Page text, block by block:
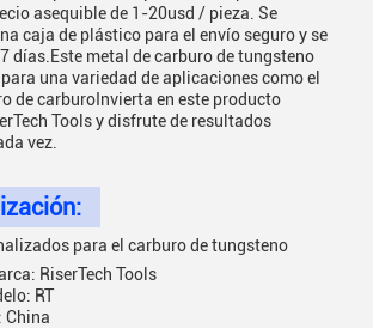
asequible de 1-20usd / pieza. Se
caja de plástico para el envío seguro y se
días.Este metal de carburo de tungsteno
una variedad de aplicaciones como el
de carburoInvierta en este producto
Tools y disfrute de resultados
vez.
para el carburo de tungsteno
RiserTech Tools
RT
China